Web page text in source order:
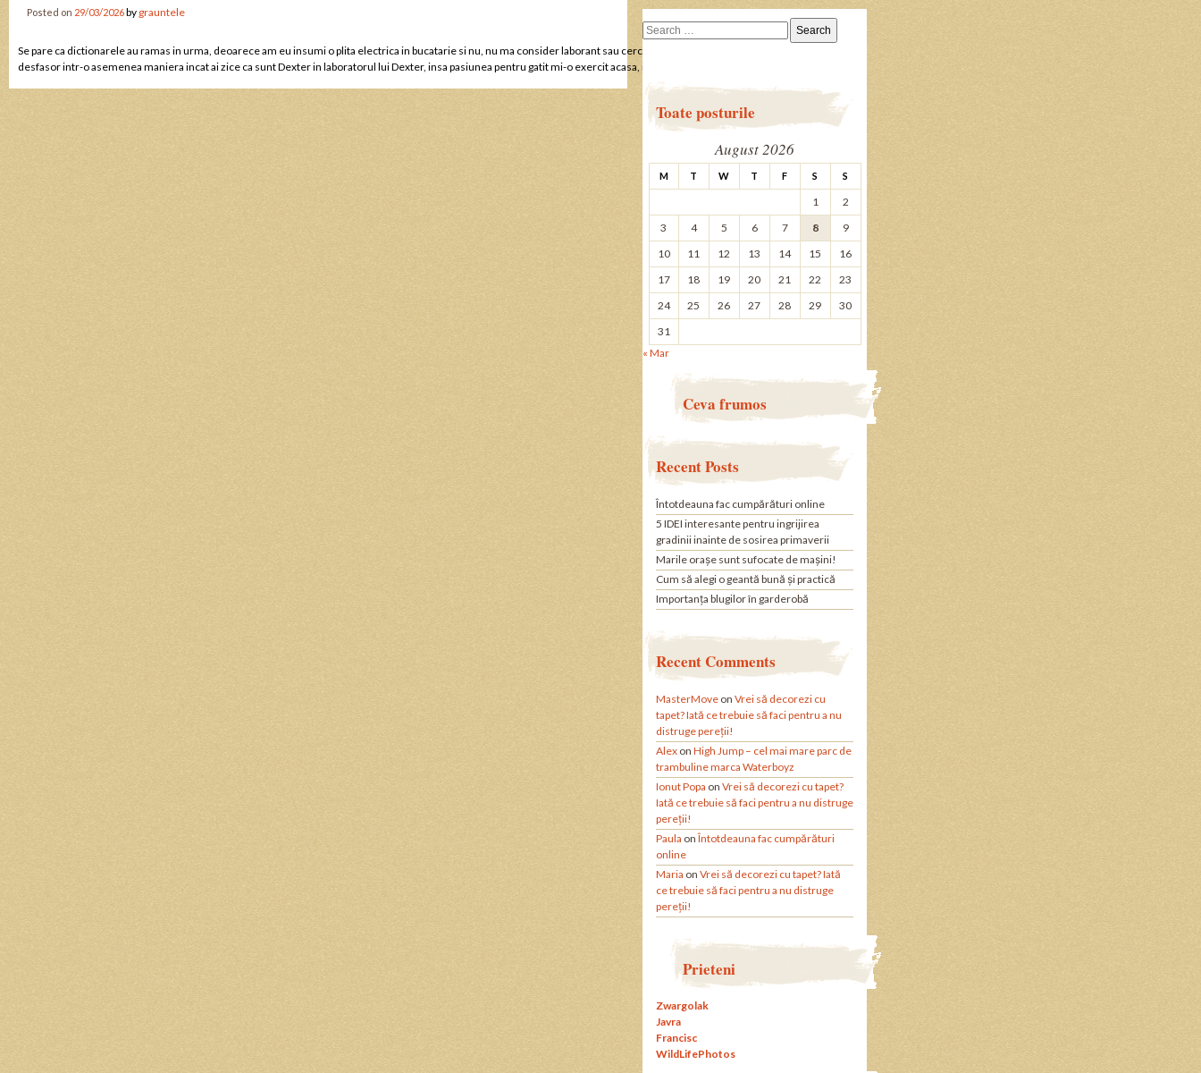
Posted on 29/03/2026by grauntele
Se pare ca dictionarele au ramas in urma, deoarece am eu insumi o plita electrica in bucatarie si nu, nu ma consider laborant sau cercetator in chimie. Intr-adevar, in bucatarie ma
desfasor intr-o asemenea maniera incat ai zice ca sunt Dexter in laboratorul lui Dexter, insa pasiunea pentru gatit mi-o exercit acasa, in bucataria mea…
for:
Toate posturile
August 2026
M T W T F S S
1
2
3
4 5 6 7 8
9
10
11 12 13 14 15
16
17
18 19 20 21 22
23
24
25 26 27 28 29
30
31
« Mar
Ceva frumos
Recent Posts
Întotdeauna fac cumpărături online
5 IDEI interesante pentru ingrijirea
gradinii inainte de sosirea primaverii
Marile orașe sunt sufocate de mașini!
Cum să alegi o geantă bună și practică
Importanța blugilor în garderobă
Recent Comments
MasterMove on Vrei să decorezi cu
tapet? Iată ce trebuie să faci pentru a nu
distruge pereții!
Alex on High Jump – cel mai mare parc de
trambuline marca Waterboyz
Ionut Popa on Vrei să decorezi cu tapet?
Iată ce trebuie să faci pentru a nu distruge
pereții!
Paula onÎntotdeauna fac cumpărături
online
Maria on Vrei să decorezi cu tapet? Iată
ce trebuie să faci pentru a nu distruge
pereții!
Prieteni
Zwargolak
Javra
Francisc
WildLifePhotos